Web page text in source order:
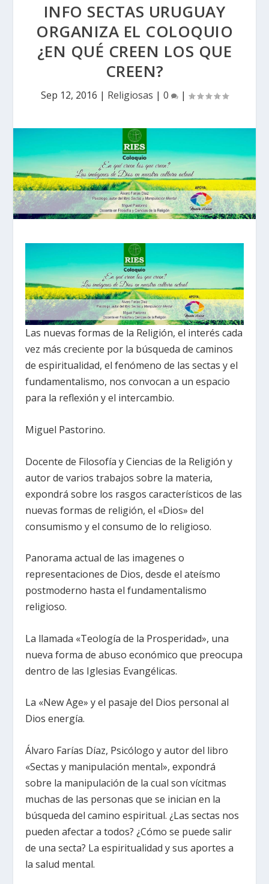
INFO SECTAS URUGUAY
ORGANIZA EL COLOQUIO
¿EN QUÉ CREEN LOS QUE
CREEN?
Sep 12, 2016 | Religiosas | 0 |
Las nuevas formas de la Religión, el interés cada
vez más creciente por la búsqueda de caminos
de espiritualidad, el fenómeno de las sectas y el
fundamentalismo, nos convocan a un espacio
para la reflexión y el intercambio.
Miguel Pastorino.
Docente de Filosofía y Ciencias de la Religión y
autor de varios trabajos sobre la materia,
expondrá sobre los rasgos característicos de las
nuevas formas de religión, el «Dios» del
consumismo y el consumo de lo religioso.
Panorama actual de las imagenes o
representaciones de Dios, desde el ateísmo
postmoderno hasta el fundamentalismo
religioso.
La llamada «Teología de la Prosperidad», una
nueva forma de abuso económico que preocupa
dentro de las Iglesias Evangélicas.
La «New Age» y el pasaje del Dios personal al
Dios energía.
Álvaro Farías Díaz, Psicólogo y autor del libro
«Sectas y manipulación mental», expondrá
sobre la manipulación de la cual son vícitmas
muchas de las personas que se inician en la
búsqueda del camino espiritual. ¿Las sectas nos
pueden afectar a todos? ¿Cómo se puede salir
de una secta? La espiritualidad y sus aportes a
la salud mental.